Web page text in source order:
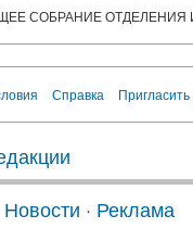
СОБРАНИЕ
Справка Пригласить
Новости · Реклама